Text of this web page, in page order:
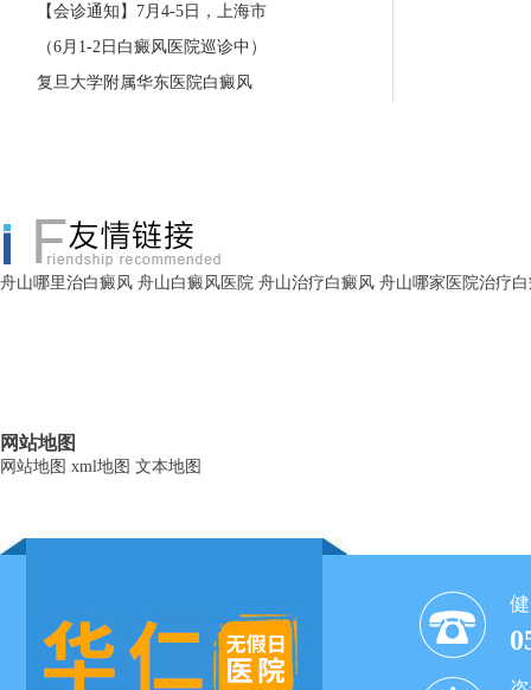
【会诊通知】7月4-5日，上海市
（6月1-2日白癜风医院巡诊中）
复旦大学附属华东医院白癜风
舟山哪里治白癜风 舟山白癜风医院 舟山治疗白癜风 舟山哪家医院治疗
网站地图
网站地图 xml地图 文本地图